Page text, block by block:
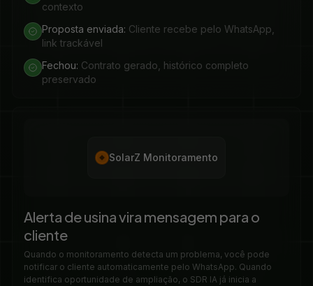
contexto
Proposta enviada: Cliente recebe pelo WhatsApp,
link trackável
Fechou: Contrato gerado, histórico completo
preservado
SolarZ Monitoramento
Alerta de usina vira mensagem para o
cliente
Quando o monitoramento detecta um problema, você pode
notificar o cliente automaticamente pelo WhatsApp. Quando
identifica oportunidade de ampliação, o SDR IA já inicia a